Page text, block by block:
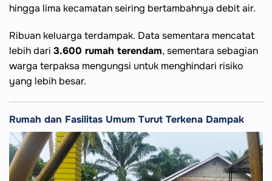
hingga lima kecamatan seiring bertambahnya debit air.
Ribuan keluarga terdampak. Data sementara mencatat
lebih dari 3.600 rumah terendam, sementara sebagian
warga terpaksa mengungsi untuk menghindari risiko
yang lebih besar.
Rumah dan Fasilitas Umum Turut Terkena Dampak